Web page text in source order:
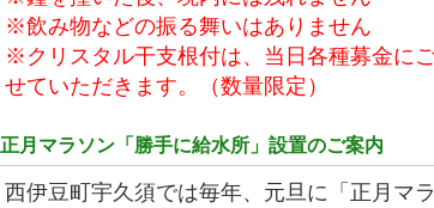
※飲み物などの振る舞いはありません
※クリスタル干支根付は、当日各種募金に
せていただきます。（数量限定）
正月マラソン「勝手に給水所」設置のご案内
西伊豆町宇久須では毎年、元旦に「正月マ